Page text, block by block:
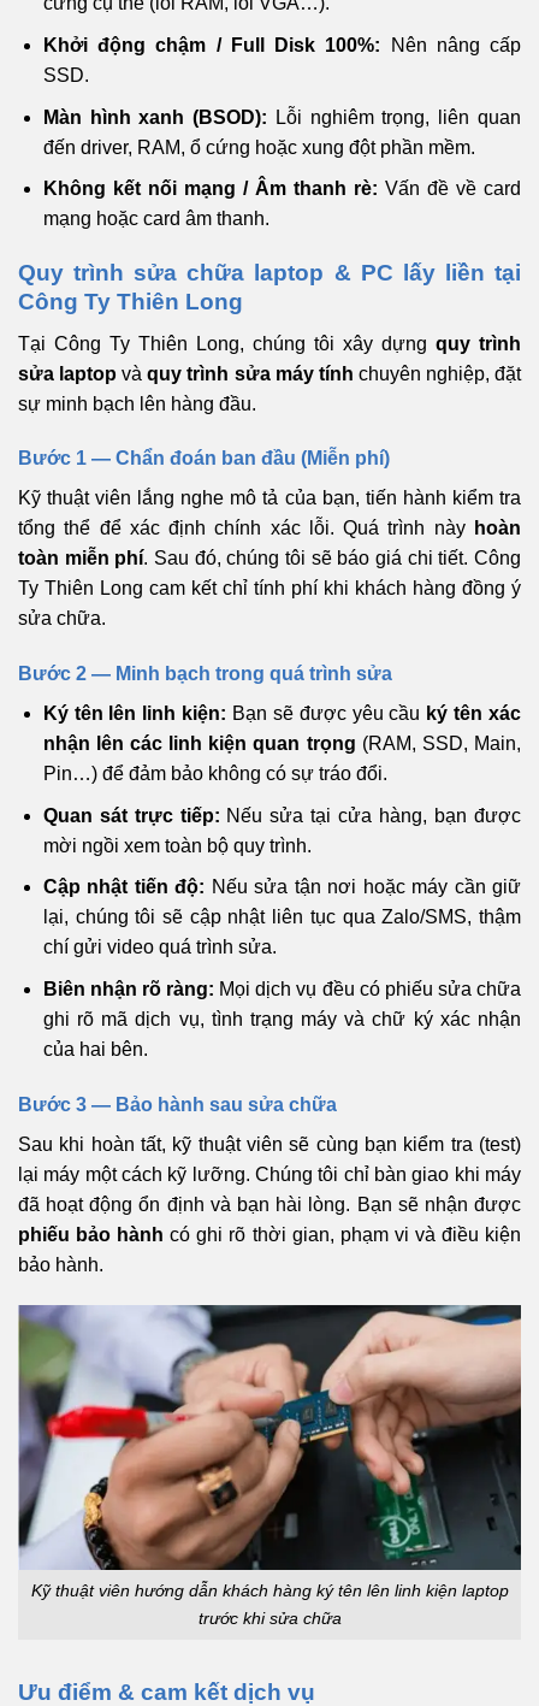
Khởi động chậm / Full Disk 100%: Nên nâng cấp
SSD.
Màn hình xanh (BSOD): Lỗi nghiêm trọng, liên quan
đến driver, RAM, ổ cứng hoặc xung đột phần mềm.
Không kết nối mạng / Âm thanh rè: Vấn đề về card
mạng hoặc card âm thanh.
Quy trình sửa chữa laptop & PC lấy liền tại
Công Ty Thiên Long
Tại Công Ty Thiên Long, chúng tôi xây dựng quy trình
sửa laptop vàquy trình sửa máy tính chuyên nghiệp, đặt
sự minh bạch lên hàng đầu.
Bước 1 — Chẩn đoán ban đầu (Miễn phí)
Kỹ thuật viên lắng nghe mô tả của bạn, tiến hành kiểm tra
tổng thể để xác định chính xác lỗi. Quá trình này hoàn
toàn miễn phí. Sau đó, chúng tôi sẽ báo giá chi tiết. Công
Ty Thiên Long cam kết chỉ tính phí khi khách hàng đồng ý
sửa chữa.
Bước 2 — Minh bạch trong quá trình sửa
Ký tên lên linh kiện: Bạn sẽ được yêu cầu ký tên xác
nhận lên các linh kiện quan trọng (RAM, SSD, Main,
Pin…) để đảm bảo không có sự tráo đổi.
Quan sát trực tiếp: Nếu sửa tại cửa hàng, bạn được
mời ngồi xem toàn bộ quy trình.
Cập nhật tiến độ: Nếu sửa tận nơi hoặc máy cần giữ
lại, chúng tôi sẽ cập nhật liên tục qua Zalo/SMS, thậm
chí gửi video quá trình sửa.
Biên nhận rõ ràng: Mọi dịch vụ đều có phiếu sửa chữa
ghi rõ mã dịch vụ, tình trạng máy và chữ ký xác nhận
của hai bên.
Bước 3 — Bảo hành sau sửa chữa
Sau khi hoàn tất, kỹ thuật viên sẽ cùng bạn kiểm tra (test)
lại máy một cách kỹ lưỡng. Chúng tôi chỉ bàn giao khi máy
đã hoạt động ổn định và bạn hài lòng. Bạn sẽ nhận được
phiếu bảo hành có ghi rõ thời gian, phạm vi và điều kiện
bảo hành.
Kỹ thuật viên hướng dẫn khách hàng ký tên lên linh kiện laptop
trước khi sửa chữa
Ưu điểm & cam kết dịch vụ